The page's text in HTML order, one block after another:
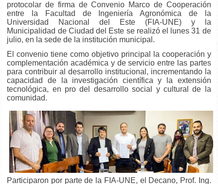
protocolar de firma de Convenio Marco de Cooperación
entre la Facultad de Ingeniería Agronómica de la
Universidad Nacional del Este (FIA-UNE) y la
Municipalidad de Ciudad del Este se realizó el lunes 31 de
julio, en la sede de la institución municipal.
El convenio tiene como objetivo principal la cooperación y
complementación académica y de servicio entre las partes
para contribuir al desarrollo institucional, incrementando la
capacidad de la investigación científica y la extensión
tecnológica, en pro del desarrollo social y cultural de la
comunidad.
Participaron por parte de la FIA-UNE, el Decano, Prof. Ing.